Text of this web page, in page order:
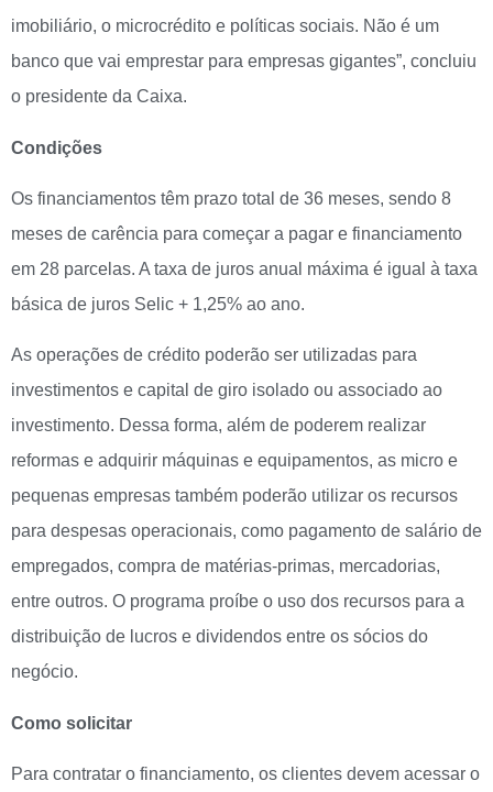
imobiliário, o microcrédito e políticas sociais. Não é um
banco que vai emprestar para empresas gigantes”, concluiu
o presidente da Caixa.
Condições
Os financiamentos têm prazo total de 36 meses, sendo 8
meses de carência para começar a pagar e financiamento
em 28 parcelas. A taxa de juros anual máxima é igual à taxa
básica de juros Selic + 1,25% ao ano.
As operações de crédito poderão ser utilizadas para
investimentos e capital de giro isolado ou associado ao
investimento. Dessa forma, além de poderem realizar
reformas e adquirir máquinas e equipamentos, as micro e
pequenas empresas também poderão utilizar os recursos
para despesas operacionais, como pagamento de salário de
empregados, compra de matérias-primas, mercadorias,
entre outros. O programa proíbe o uso dos recursos para a
distribuição de lucros e dividendos entre os sócios do
negócio.
Como solicitar
Para contratar o financiamento, os clientes devem acessar o